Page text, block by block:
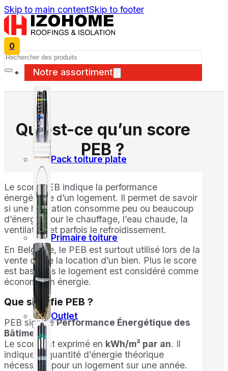
Skip to main contentSkip to footer
0
Notre assortiment
Pack toiture plate
Primaire toiture
Outlet
Search
Qu’est-ce qu’un score
PEB ?
Le score PEB indique la performance
énergétique d’un logement. Il permet de savoir
si une habitation consomme peu ou beaucoup
d’énergie pour le chauffage, l’eau chaude, la
ventilation et parfois le refroidissement.
En Belgique, le PEB est surtout utilisé lors de la
vente ou de la location d’un bien. Plus le score
est bas, plus le logement est considéré comme
économe en énergie.
Que signifie PEB ?
PEB signifiePerformance Énergétique des
Bâtiments
Le score est exprimé en kWh/m² par an. Il
indique la quantité d’énergie théorique
nécessaire pour un logement sur une année.